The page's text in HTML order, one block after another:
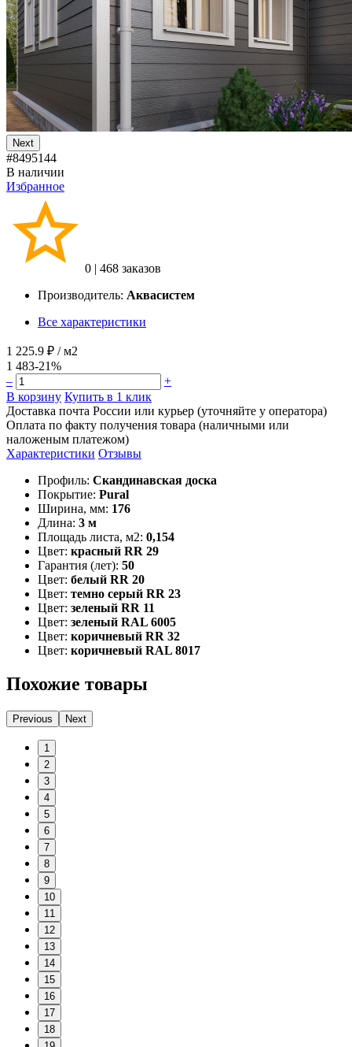
Next
#8495144
В наличии
Избранное
0 | 468 заказов
Производитель: Аквасистем
Все характеристики
1 225.9 ₽ / м2
1 483-21%
–
+
В корзину Купить в 1 клик
Доставка почта России или курьер (уточняйте у оператора)
Оплата по факту получения товара (наличными или
наложеным платежом)
Характеристики Отзывы
Профиль: Скандинавская доска
Покрытие: Pural
Ширина, мм: 176
Длина: 3 м
Площадь листа, м2: 0,154
Цвет: красный RR 29
Гарантия (лет): 50
Цвет: белый RR 20
Цвет: темно серый RR 23
Цвет: зеленый RR 11
Цвет: зеленый RAL 6005
Цвет: коричневый RR 32
Цвет: коричневый RAL 8017
Похожие товары
Previous Next
1
2
3
4
5
6
7
8
9
10
11
12
13
14
15
16
17
18